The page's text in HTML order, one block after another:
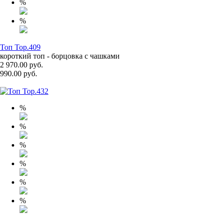
%
%
Топ Top.409
короткий топ - борцовка с чашками
2 970.00 руб.
990.00 руб.
%
%
%
%
%
%